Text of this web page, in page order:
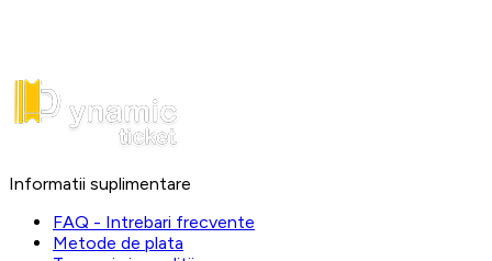
Informatii suplimentare
FAQ - Intrebari frecvente
Metode de plata